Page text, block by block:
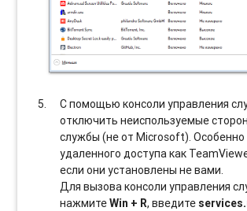
С помощью консоли управления
отключить неиспользуемые
службы (не от Microsoft).
удаленного доступа как
если они установлены не вами.
Для вызова консоли управления
нажмитеWin + R, введите